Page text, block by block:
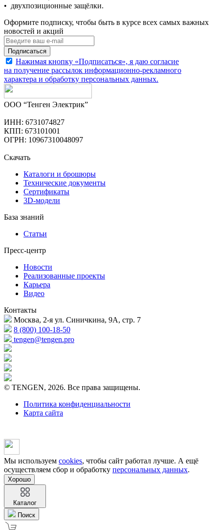
• двухпозиционные защёлки.
Оформите подписку, чтобы быть в курсе всех самых важных
новостей и акций
Подписаться
Нажимая кнопку «Подписаться», я даю согласие
на получение рассылок информационно-рекламного
характера и обработку персональных данных.
ООО “Тенген Электрик”
ИНН: 6731074827
КПП: 673101001
ОГРН: 10967310048097
Скачать
Каталоги и брошюры
Технические документы
Сертификаты
3D-модели
База знаний
Статьи
Пресс-центр
Новости
Реализованные проекты
Карьера
Видео
Контакты
Москва, 2-я ул. Синичкина, 9А, стр. 7
8 (800) 100-18-50
tengen@tengen.pro
© TENGEN, 2026. Все права защищены.
Политика конфиденциальности
Карта сайта
Мы используем cookies, чтобы сайт работал лучше. А ещё
осуществляем сбор и обработку персональных данных.
Хорошо
Каталог
Поиск